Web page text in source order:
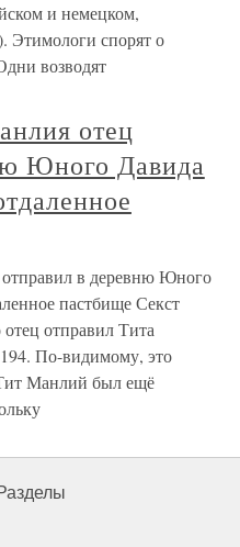
и немецком,
Этимологи спорят о
возводят
отец
Юного Давида
в деревню Юного
пастбище Секст
отправил Тита
По-видимому, это
Манлий был ещё